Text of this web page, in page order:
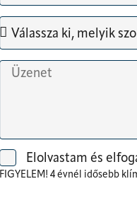
Elolvastam és
FIGYELEM! 4 évnél idősebb